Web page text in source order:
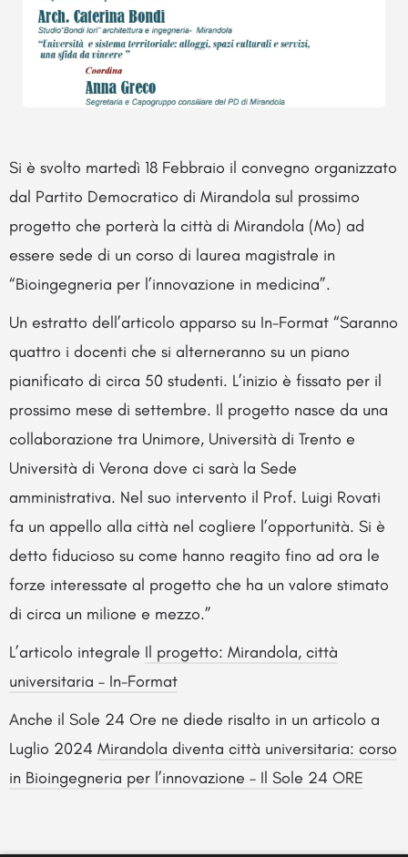
Si è svolto martedì 18 Febbraio il convegno organizzato
dal Partito Democratico di Mirandola sul prossimo
progetto che porterà la città di Mirandola (Mo) ad
essere sede di un corso di laurea magistrale in
“Bioingegneria per l’innovazione in medicina”.
Un estratto dell’articolo apparso su In-Format “Saranno
quattro i docenti che si alterneranno su un piano
pianificato di circa 50 studenti. L’inizio è fissato per il
prossimo mese di settembre. Il progetto nasce da una
collaborazione tra Unimore, Università di Trento e
Università di Verona dove ci sarà la Sede
amministrativa. Nel suo intervento il Prof. Luigi Rovati
fa un appello alla città nel cogliere l’opportunità. Si è
detto fiducioso su come hanno reagito fino ad ora le
forze interessate al progetto che ha un valore stimato
di circa un milione e mezzo.”
L’articolo integrale Il progetto: Mirandola, città
universitaria – In-Format
Anche il Sole 24 Ore ne diede risalto in un articolo a
Luglio 2024 Mirandola diventa città universitaria: corso
in Bioingegneria per l’innovazione – Il Sole 24 ORE